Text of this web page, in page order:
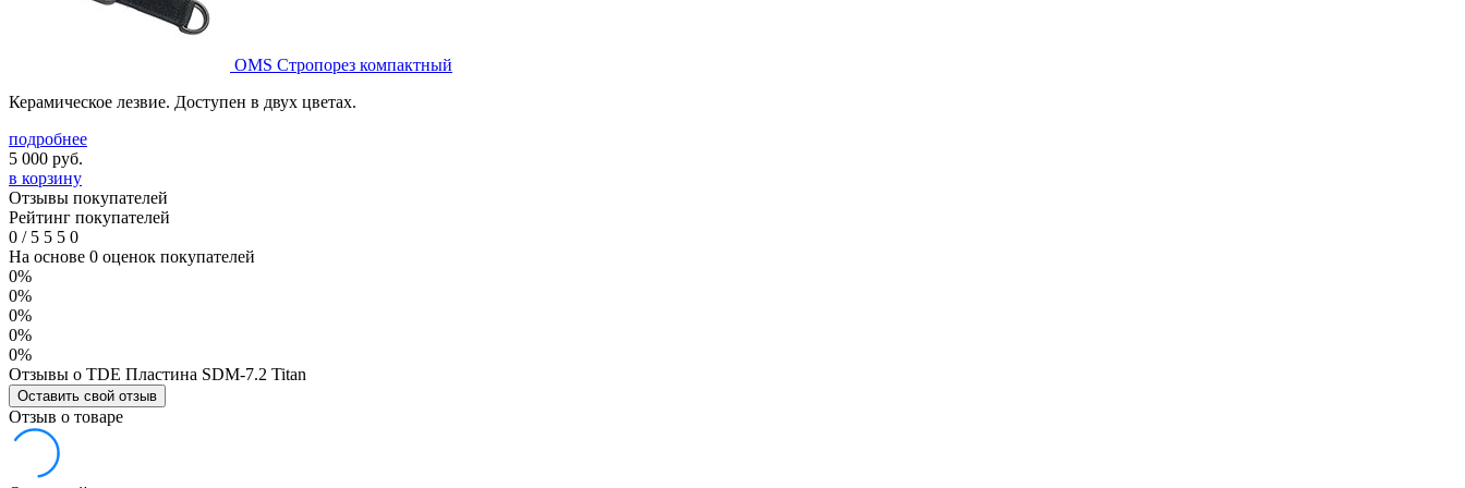
OMS Стропорез компактный
Керамическое лезвие. Доступен в двух цветах.
подробнее
5 000 руб.
в корзину
Отзывы покупателей
Рейтинг покупателей
0 /5 5 5 0
На основе 0 оценок покупателей
0%
0%
0%
0%
0%
Отзывы о TDE Пластина SDM-7.2 Titan
Оставить свой отзыв
Отзыв о товаре